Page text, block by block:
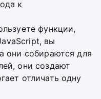
к
функции,
вы
они собираются для
они создают
отличать одну